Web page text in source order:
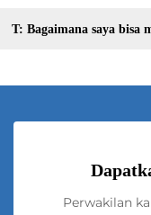
T: Bagaimana saya bisa
Perwakilan